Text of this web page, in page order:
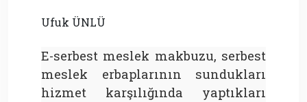
Ufuk ÜNLÜ
E-serbest meslek makbuzu, serbest
meslek erbaplarının sundukları
hizmet karşılığında yaptıkları